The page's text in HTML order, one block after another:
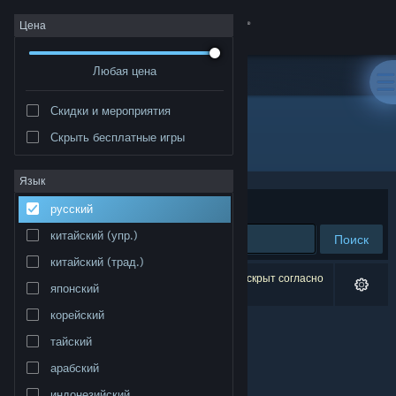
Войти
Сообщество
Информация
Поддержка
Изменить язык
Полная версия
Цена
Любая цена
Скидки и мероприятия
Скрыть бесплатные игры
Язык
русский
китайский (упр.)
китайский (трад.)
японский
корейский
тайский
арабский
Разработчик: Sword N' Wands
Сортировать по
Поиск
Результатов по вашему запросу: 0. 1 продукт скрыт согласно
вашим настройкам.